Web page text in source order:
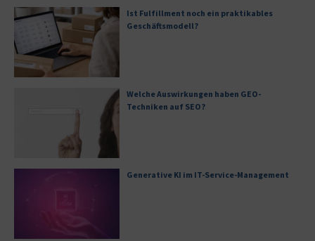
Ist Fulfillment noch ein praktikables
Geschäftsmodell?
Welche Auswirkungen haben GEO-
Techniken auf SEO?
Generative KI im IT-Service-Management